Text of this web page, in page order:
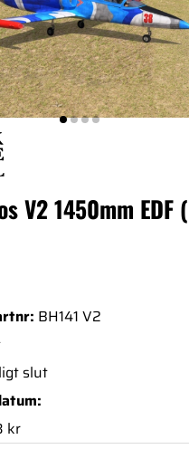
V2 1450mm EDF
BH141 V2
slut
kr